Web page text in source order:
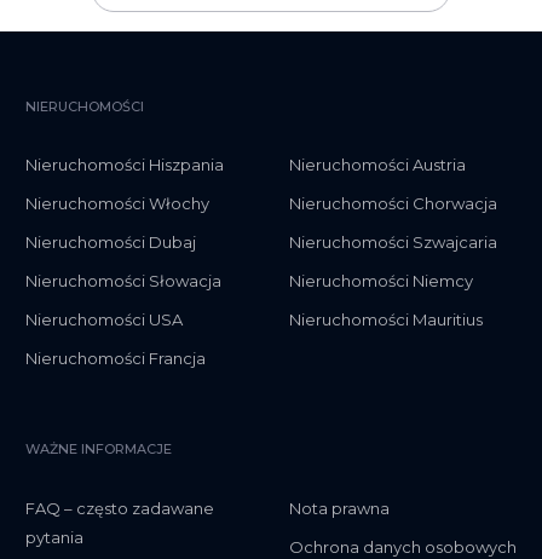
NIERUCHOMOŚCI
Nieruchomości Hiszpania
Nieruchomości Włochy
Nieruchomości Dubaj
Nieruchomości Słowacja
Nieruchomości USA
Nieruchomości Francja
Nieruchomości Austria
Nieruchomości Chorwacja
Nieruchomości Szwajcaria
Nieruchomości Niemcy
Nieruchomości Mauritius
WAŻNE INFORMACJE
FAQ – często zadawane
pytania
Nota prawna
Ochrona danych osobowych